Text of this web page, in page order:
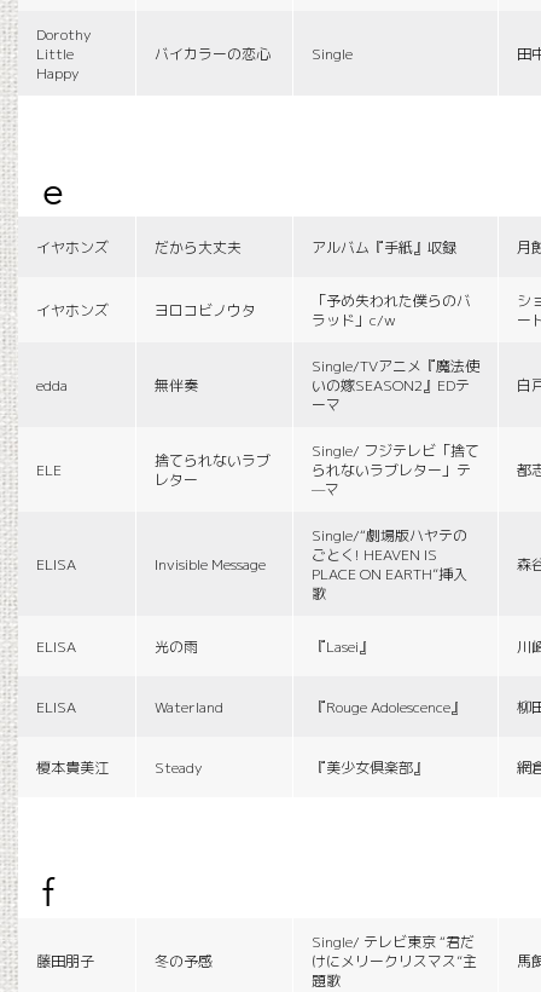
Dorothy
Little
Happy
バイカラーの恋心 Single 田
e
イヤホンズ だから大丈夫 アルバム『手紙』収録 月
イヤホンズ ヨロコビノウタ
「予め失われた僕らのバ
ラッド」c/w
シ
ー
edda 無伴奏
Single/TVアニメ『魔法使
いの嫁SEASON2』EDテ
ーマ
白
ELE
捨てられないラブ
レター
Single/ フジテレビ「捨て
られないラブレター」テ
—マ
都
ELISA Invisible Message
Single/“劇場版ハヤテの
ごとく! HEAVEN IS
PLACE ON EARTH”挿入
歌
森
ELISA 光の雨 『Lasei』 川
ELISA Waterland 『Rouge Adolescence』 柳
榎本貴美江 Steady 『美少女倶楽部』 網
f
藤田朋子 冬の予感
Single/ テレビ東京 “君だ
けにメリークリスマス”主
題歌
馬